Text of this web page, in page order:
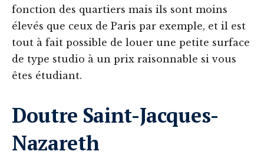
fonction des quartiers mais ils sont moins
élevés que ceux de Paris par exemple, et il est
tout à fait possible de louer une petite surface
de type studio à un prix raisonnable si vous
êtes étudiant. ‍
Doutre Saint-Jacques-
Nazareth